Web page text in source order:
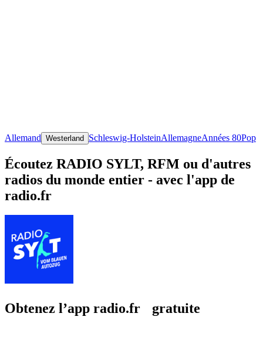
Allemand Westerland Schleswig-HolsteinAllemagneAnnées 80Pop
Écoutez RADIO SYLT, RFM ou d'autres
radios du monde entier - avec l'app de
radio.fr
Obtenez l’app radio.fr gratuite